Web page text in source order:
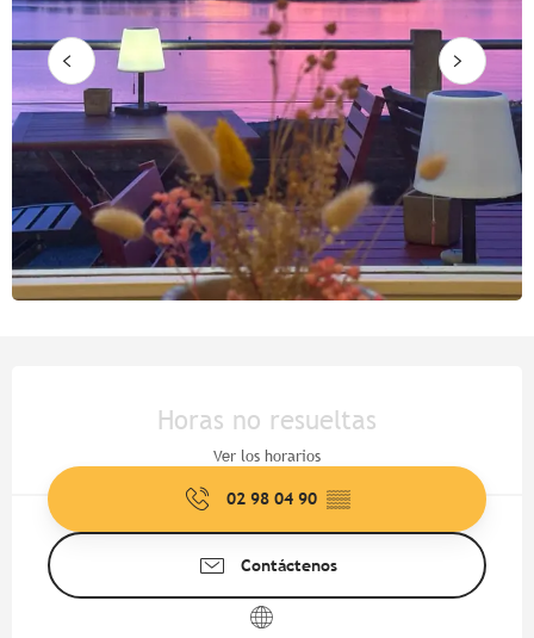
Horas no resueltas
Ver los horarios
02 98 04 90 ▒▒
Contáctenos